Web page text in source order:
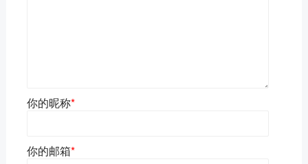
你的昵称*
你的邮箱*